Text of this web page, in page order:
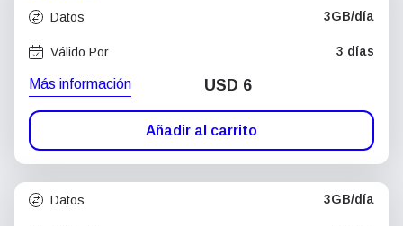
Datos 3GB/día
Válido Por 3 días
Más información USD 6
Añadir al carrito
Datos 3GB/día